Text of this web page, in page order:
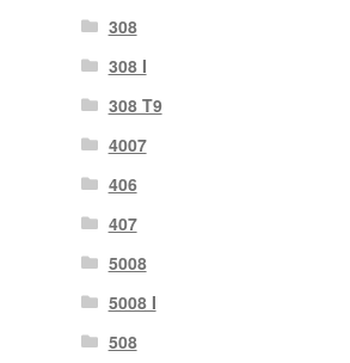
308
308 Ι
308 Τ9
4007
406
407
5008
5008 Ι
508